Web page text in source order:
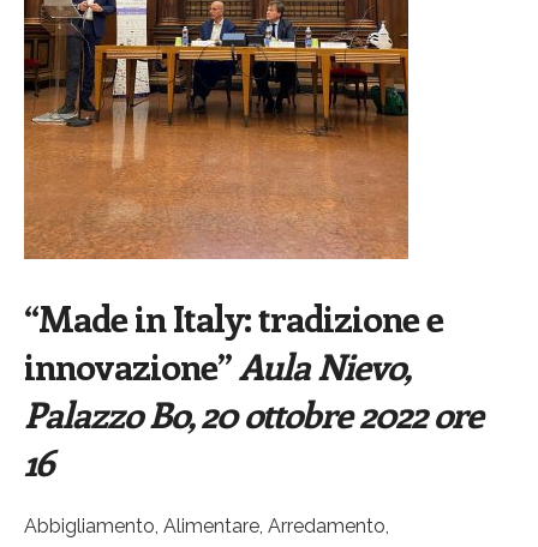
“Made in Italy: tradizione e
innovazione”Aula Nievo,
Palazzo Bo, 20 ottobre 2022 ore
16
Abbigliamento, Alimentare, Arredamento,